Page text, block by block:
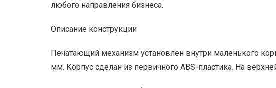
любого направления бизнеса.
Описание конструкции
Печатающий механизм установлен внутри маленького
мм. Корпус сделан из первичного ABS-пластика. На